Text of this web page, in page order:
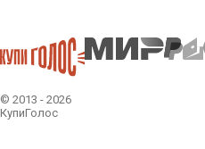
© 2013 - 2026
КупиГолос